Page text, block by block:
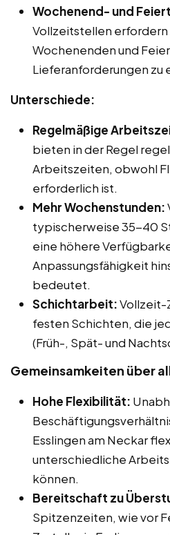
Wochenend- und
Vollzeitstellen
Wochenenden und
Lieferanforderungen zu
Unterschiede:
Regelmäßige
bieten in der Regel
Arbeitszeiten, obwohl
erforderlich ist.
Mehr Wochenstunden:
typischerweise 35-40
eine höhere
Anpassungsfähigkeit
bedeutet.
Schichtarbeit:Vollzeit-
festen Schichten, die
(Früh-, Spät- und
Gemeinsamkeiten über
Hohe Flexibilität:
Esslingen am Neckar
unterschiedliche
können.
Bereitschaft zu
Spitzenzeiten, wie vor